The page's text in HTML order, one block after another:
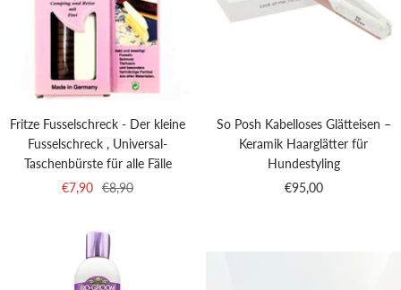
Fritze Fusselschreck - Der kleine
Fusselschreck , Universal-
Taschenbürste für alle Fälle
Angebotspreis
€7,90 Regulärer
€8,90
So Posh Kabelloses Glätteisen –
Keramik Haarglätter für
Hundestyling
Angebotspreis
€95,00